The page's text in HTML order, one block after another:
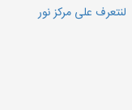
لنتعرف على مركز نور